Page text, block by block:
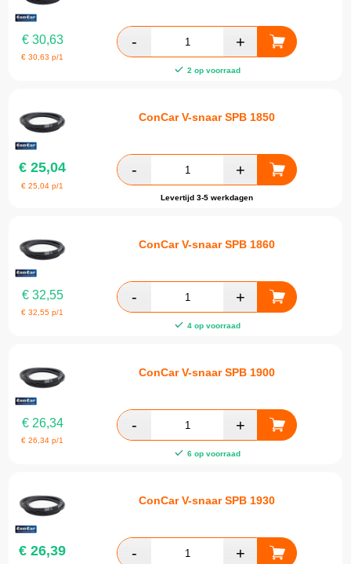
€30,63
€30,63 p/1
2 op voorraad
ConCar V-snaar SPB 1850
€ 25,04
€25,04 p/1
Levertijd 3-5 werkdagen
ConCar V-snaar SPB 1860
€32,55
€32,55 p/1
4 op voorraad
ConCar V-snaar SPB 1900
€26,34
€26,34 p/1
6 op voorraad
ConCar V-snaar SPB 1930
€ 26,39